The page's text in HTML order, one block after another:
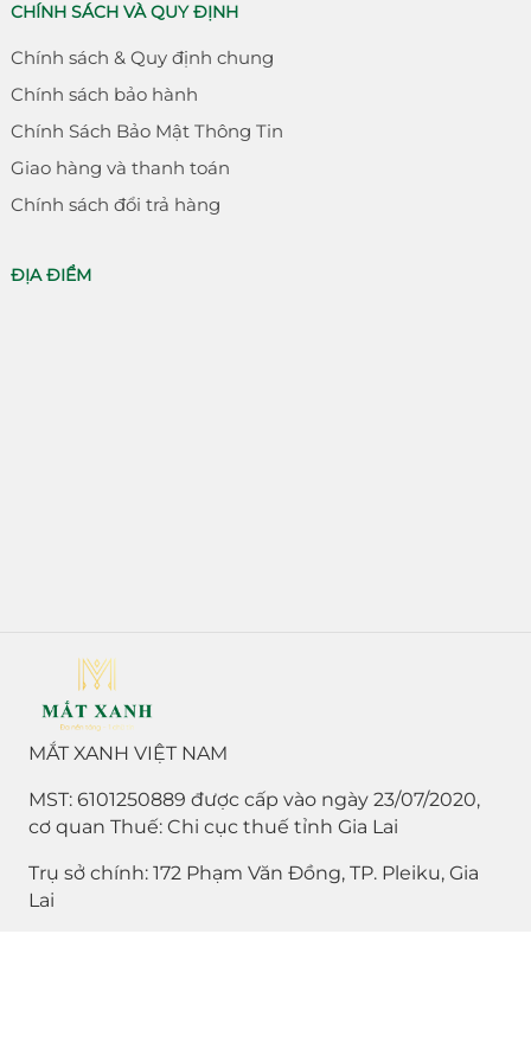
CHÍNH SÁCH VÀ QUY ĐỊNH
Chính sách & Quy định chung
Chính sách bảo hành
Chính Sách Bảo Mật Thông Tin
Giao hàng và thanh toán
Chính sách đổi trả hàng
ĐỊA ĐIỂM
MẮT XANH VIỆT NAM
MST: 6101250889 được cấp vào ngày 23/07/2020,
cơ quan Thuế: Chi cục thuế tỉnh Gia Lai
Trụ sở chính: 172 Phạm Văn Đồng, TP. Pleiku, Gia
Lai